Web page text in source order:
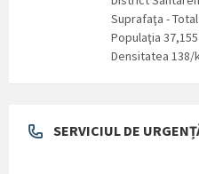
Suprafaţa -
Populaţia 37,155
Densitatea 138/
SERVICIUL DE